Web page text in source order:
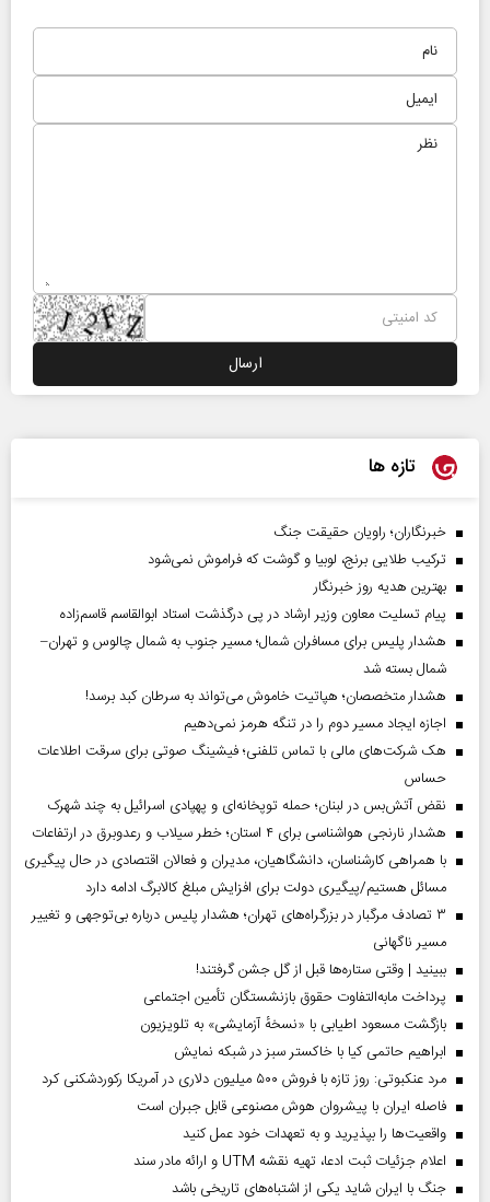
تازه ها
خبرنگاران؛ راویان حقیقت جنگ
ترکیب طلایی برنج، لوبیا و گوشت که فراموش نمی‌شود
بهترین هدیه روز خبرنگار
پیام تسلیت معاون وزیر ارشاد در پی درگذشت استاد ابوالقاسم قاسم‌زاده
هشدار پلیس برای مسافران شمال؛ مسیر جنوب به شمال چالوس و تهران–
شمال بسته شد
هشدار متخصصان؛ هپاتیت خاموش می‌تواند به سرطان کبد برسد!
اجازه ایجاد مسیر دوم را در تنگه هرمز نمی‌دهیم
هک شرکت‌های مالی با تماس تلفنی؛ فیشینگ صوتی برای سرقت اطلاعات
حساس
نقض آتش‌بس در لبنان؛ حمله توپخانه‌ای و پهپادی اسرائیل به چند شهرک
هشدار نارنجی هواشناسی برای ۴ استان؛ خطر سیلاب و رعدوبرق در ارتفاعات
با همراهی کارشناسان، دانشگاهیان، مدیران و فعالان اقتصادی در حال پیگیری
مسائل هستیم/پیگیری دولت برای افزایش مبلغ کالابرگ ادامه دارد
۳ تصادف مرگبار در بزرگراه‌های تهران؛ هشدار پلیس درباره بی‌توجهی و تغییر
مسیر ناگهانی
ببینید | وقتی ستاره‌ها قبل از گل جشن گرفتند!
پرداخت مابه‌التفاوت حقوق بازنشستگان تأمین اجتماعی
بازگشت مسعود اطیابی با «نسخهٔ آزمایشی» به تلویزیون
ابراهیم حاتمی کیا با خاکستر سبز در شبکه نمایش
مرد عنکبوتی: روز تازه با فروش ۵۰۰ میلیون دلاری در آمریکا رکوردشکنی کرد
فاصله ایران با پیشرو‌ان هوش مصنوعی قابل جبران است
واقعیت‌ها را بپذیرید و به تعهدات خود عمل کنید
اعلام جزئیات ثبت ادعا، تهیه نقشه UTM و ارائه مادر سند
جنگ با ایران شاید یکی از اشتباه‌های تاریخی باشد